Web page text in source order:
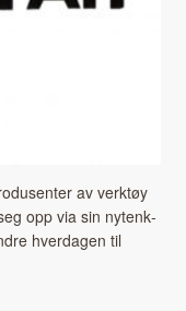
av verk­tøy
opp via sin nytenk­
hverda­gen til